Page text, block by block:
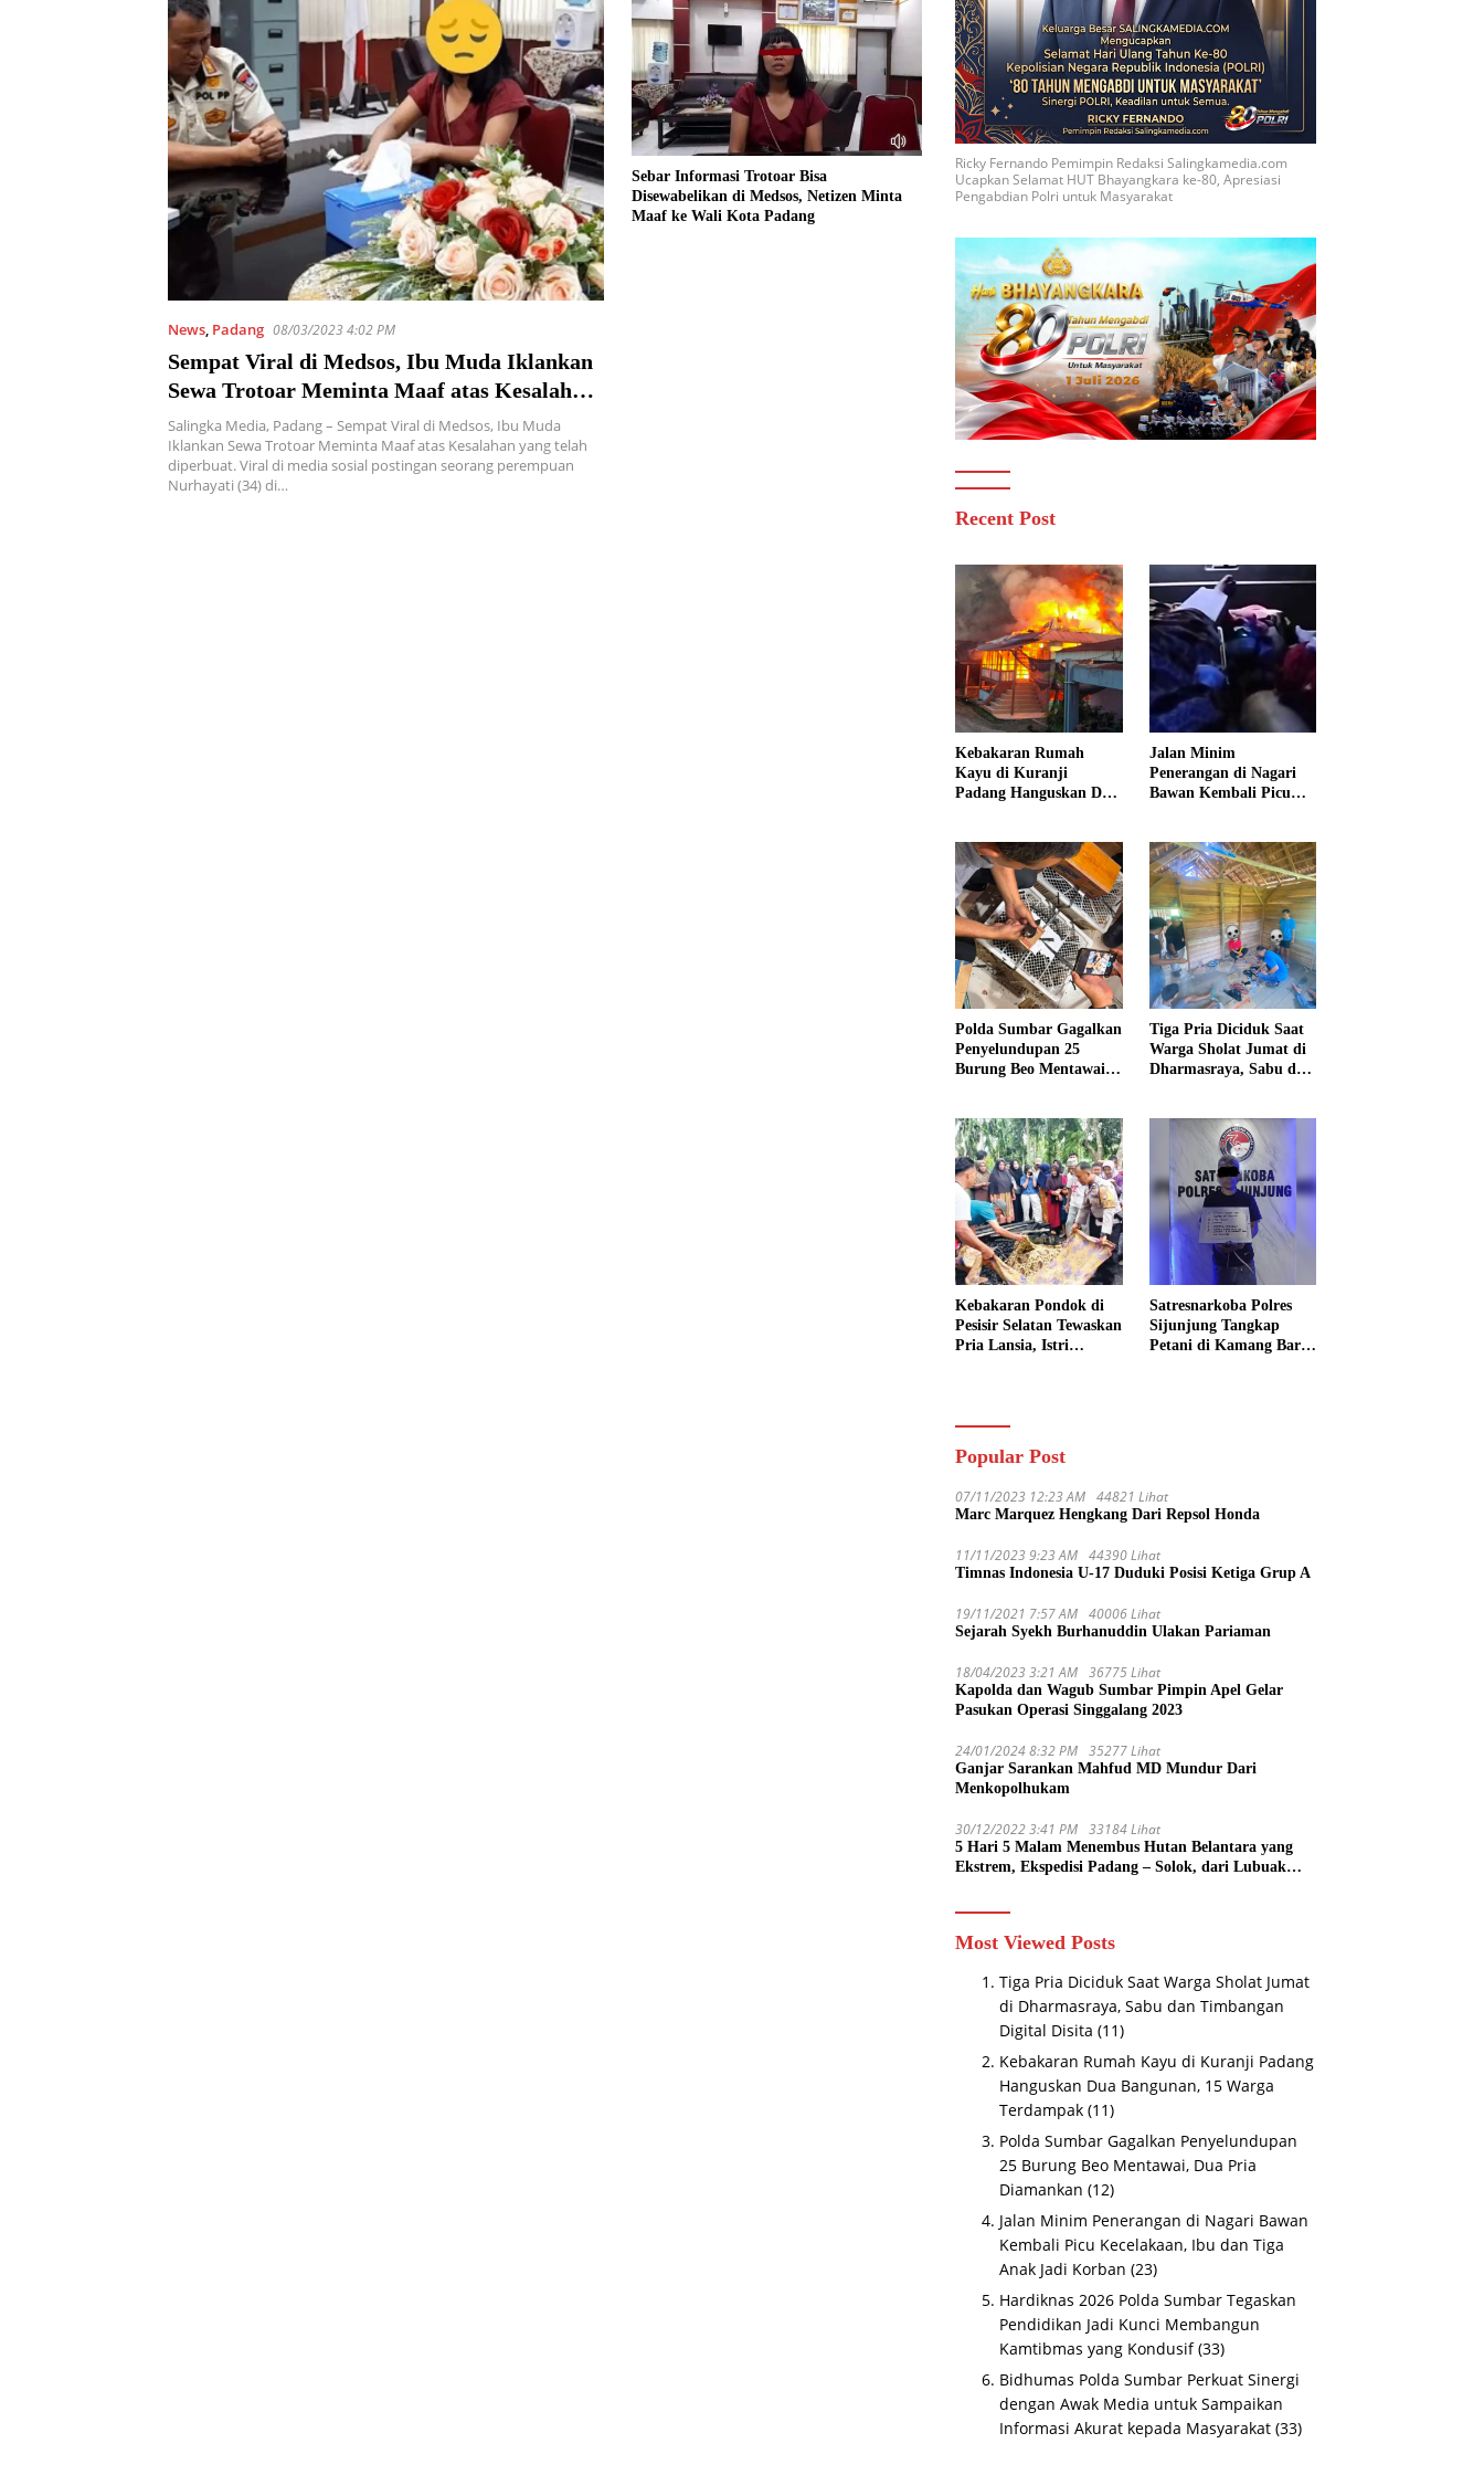
News, Padang 08/03/2023 4:02 PM
Sempat Viral di Medsos, Ibu Muda Iklankan
Sewa Trotoar Meminta Maaf atas Kesalahan
yang telah diperbuat
Salingka Media, Padang – Sempat Viral di Medsos, Ibu Muda
Iklankan Sewa Trotoar Meminta Maaf atas Kesalahan yang telah
diperbuat. Viral di media sosial postingan seorang perempuan
Nurhayati (34) di…
Sebar Informasi Trotoar Bisa
Disewabelikan di Medsos, Netizen Minta
Maaf ke Wali Kota Padang
Ricky Fernando Pemimpin Redaksi Salingkamedia.com
Ucapkan Selamat HUT Bhayangkara ke-80, Apresiasi
Pengabdian Polri untuk Masyarakat
Recent Post
Kebakaran Rumah
Kayu di Kuranji
Padang Hanguskan Dua
Jalan Minim
Penerangan di Nagari
Bawan Kembali Picu
Polda Sumbar Gagalkan
Penyelundupan 25
Burung Beo Mentawai,
Tiga Pria Diciduk Saat
Warga Sholat Jumat di
Dharmasraya, Sabu dan
Kebakaran Pondok di
Pesisir Selatan Tewaskan
Pria Lansia, Istri
Satresnarkoba Polres
Sijunjung Tangkap
Petani di Kamang Baru,
Popular Post
07/11/2023 12:23 AM 44821 Lihat
Marc Marquez Hengkang Dari Repsol Honda
11/11/2023 9:23 AM 44390 Lihat
Timnas Indonesia U-17 Duduki Posisi Ketiga Grup A
19/11/2021 7:57 AM 40006 Lihat
Sejarah Syekh Burhanuddin Ulakan Pariaman
18/04/2023 3:21 AM 36775 Lihat
Kapolda dan Wagub Sumbar Pimpin Apel Gelar
Pasukan Operasi Singgalang 2023
24/01/2024 8:32 PM 35277 Lihat
Ganjar Sarankan Mahfud MD Mundur Dari
Menkopolhukam
30/12/2022 3:41 PM 33184 Lihat
5 Hari 5 Malam Menembus Hutan Belantara yang
Ekstrem, Ekspedisi Padang – Solok, dari Lubuak
Most Viewed Posts
Tiga Pria Diciduk Saat Warga Sholat Jumat
di Dharmasraya, Sabu dan Timbangan
Digital Disita (11)
Kebakaran Rumah Kayu di Kuranji Padang
Hanguskan Dua Bangunan, 15 Warga
Terdampak (11)
Polda Sumbar Gagalkan Penyelundupan
25 Burung Beo Mentawai, Dua Pria
Diamankan (12)
Jalan Minim Penerangan di Nagari Bawan
Kembali Picu Kecelakaan, Ibu dan Tiga
Anak Jadi Korban (23)
Hardiknas 2026 Polda Sumbar Tegaskan
Pendidikan Jadi Kunci Membangun
Kamtibmas yang Kondusif (33)
Bidhumas Polda Sumbar Perkuat Sinergi
dengan Awak Media untuk Sampaikan
Informasi Akurat kepada Masyarakat (33)